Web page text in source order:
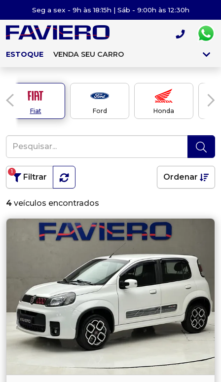
Seg a sex - 9h às 18:15h | Sáb - 9:00h às 12:30h
ESTOQUE VENDA SEU CARRO
Fiat Ford Honda
Filtrar
1
Ordenar
4 veículos encontrados